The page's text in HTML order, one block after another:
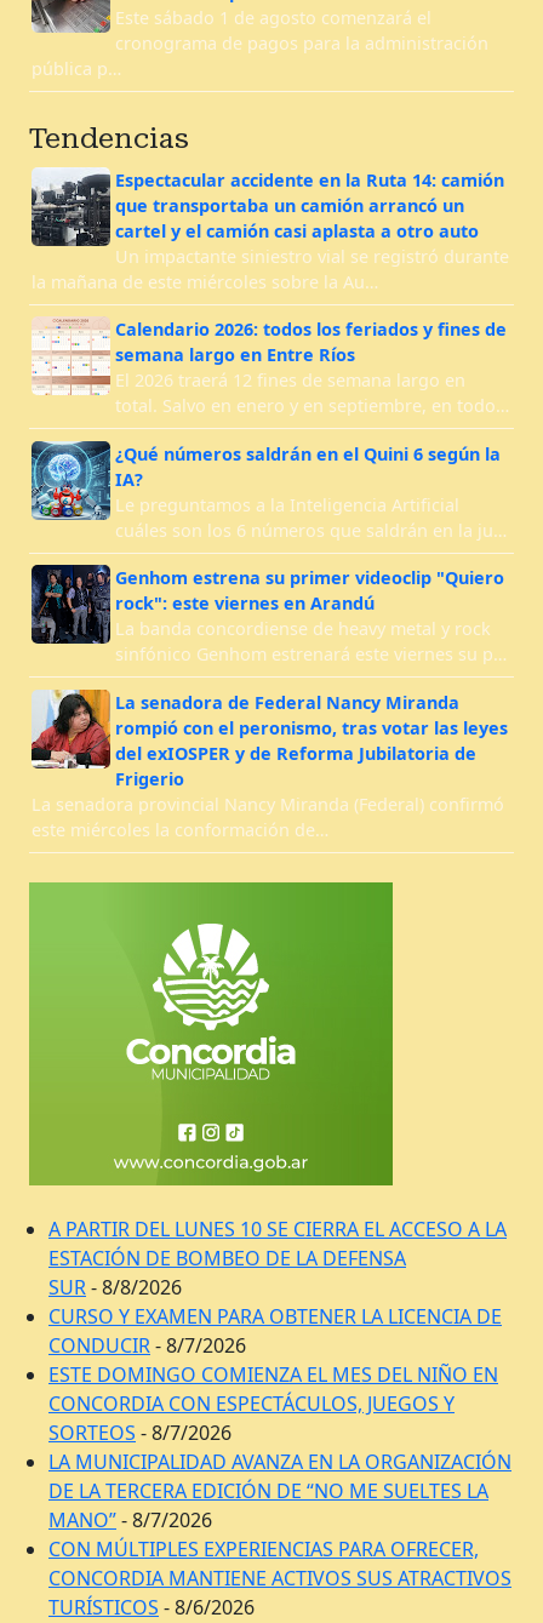
Este sábado 1 de agosto comenzará el
cronograma de pagos para la administración
pública p…
Tendencias
Espectacular accidente en la Ruta 14: camión
que transportaba un camión arrancó un
cartel y el camión casi aplasta a otro auto
Un impactante siniestro vial se registró durante
la mañana de este miércoles sobre la Au…
Calendario 2026: todos los feriados y fines de
semana largo en Entre Ríos
El 2026 traerá 12 fines de semana largo en
total. Salvo en enero y en septiembre, en todo…
¿Qué números saldrán en el Quini 6 según la
IA?
Le preguntamos a la Inteligencia Artificial
cuáles son los 6 números que saldrán en la ju…
Genhom estrena su primer videoclip "Quiero
rock": este viernes en Arandú
La banda concordiense de heavy metal y rock
sinfónico Genhom estrenará este viernes su p…
La senadora de Federal Nancy Miranda
rompió con el peronismo, tras votar las leyes
del exIOSPER y de Reforma Jubilatoria de
Frigerio
La senadora provincial Nancy Miranda (Federal) confirmó
este miércoles la conformación de…
A PARTIR DEL LUNES 10 SE CIERRA EL ACCESO A LA
ESTACIÓN DE BOMBEO DE LA DEFENSA
SUR- 8/8/2026
CURSO Y EXAMEN PARA OBTENER LA LICENCIA DE
CONDUCIR- 8/7/2026
ESTE DOMINGO COMIENZA EL MES DEL NIÑO EN
CONCORDIA CON ESPECTÁCULOS, JUEGOS Y
SORTEOS - 8/7/2026
LA MUNICIPALIDAD AVANZA EN LA ORGANIZACIÓN
DE LA TERCERA EDICIÓN DE “NO ME SUELTES LA
MANO”- 8/7/2026
CON MÚLTIPLES EXPERIENCIAS PARA OFRECER,
CONCORDIA MANTIENE ACTIVOS SUS ATRACTIVOS
TURÍSTICOS - 8/6/2026